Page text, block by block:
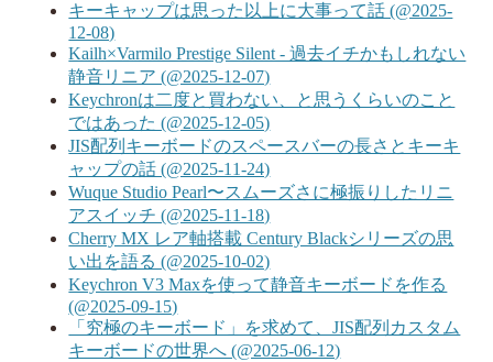
キーキャップは思った以上に大事って話 (@2025-
12-08)
Kailh×Varmilo Prestige Silent - 過去イチかもしれない
静音リニア (@2025-12-07)
Keychronは二度と買わない、と思うくらいのこと
ではあった (@2025-12-05)
JIS配列キーボードのスペースバーの長さとキーキ
ャップの話 (@2025-11-24)
Wuque Studio Pearl〜スムーズさに極振りしたリニ
アスイッチ (@2025-11-18)
Cherry MX レア軸搭載 Century Blackシリーズの思
い出を語る (@2025-10-02)
Keychron V3 Maxを使って静音キーボードを作る
(@2025-09-15)
「究極のキーボード」を求めて、JIS配列カスタム
キーボードの世界へ (@2025-06-12)